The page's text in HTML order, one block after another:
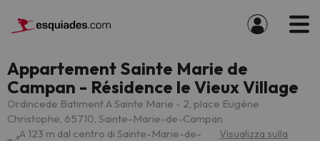
Appartement Sainte Marie de
Campan - Résidence le Vieux Village
Ordincede Batiment A Sainte Marie - 2, place Eugène
Christophe, 65710, Sainte-Marie-de-Campan
A 123 m dal centro di Sainte-Marie-de-
Visualizza sulla